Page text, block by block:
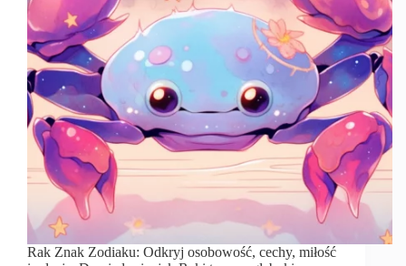
Rak Znak Zodiaku: Odkryj osobowość, cechy, miłość